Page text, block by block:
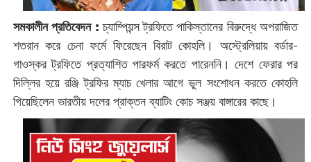
সমকালীন প্রতিবেদন : চ্যাম্পিয়ন্স ট্রফিতে পাকিস্তানের বিরুদ্ধে অপরাজিত
শতরান করে চেনা ফর্মে ফিরেছেন বিরাট কোহলি। অস্ট্রেলিয়ায় বর্ডার-
গাওস্কর ট্রফিতে প্রত্যাশিত পারফর্ম করতে পারেননি। দেশে ফেরার পর
দিল্লির হয়ে রঞ্জি ট্রফির ম্যাচ খেলার আগে ভুল সংশোধন করতে কোহলি
গিয়েছিলেন ভারতীয় দলের প্রাক্তন ব্যাটিং কোচ সঞ্জয় বাঙ্গারের কাছে।